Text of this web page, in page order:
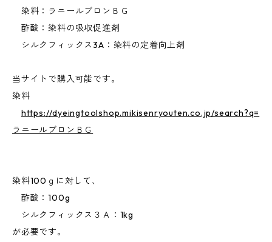
染料：ラニールブロンＢＧ
酢酸：染料の吸収促進剤
シルクフィックス3A：染料の定着向上剤
当サイトで購入可能です。
染料
https://dyeingtoolshop.mikisenryouten.co.jp/search?q=
ラニールブロンＢＧ
染料100ｇに対して、
酢酸：100g
シルクフィックス３Ａ：1kg
が必要です。